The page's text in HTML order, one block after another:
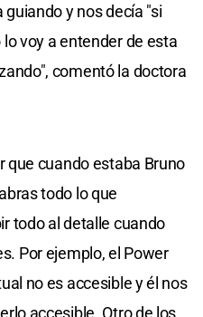
y nos decía "si
voy a entender de esta
comentó la doctora
que cuando estaba Bruno
todo lo que
todo al detalle cuando
Por ejemplo, el Power
no es accesible y él nos
accesible. Otro de los